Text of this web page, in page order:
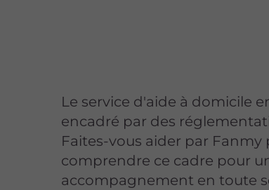
Le service d'aide à domicile
encadré par des
Faites-vous aider par Fanmy
comprendre ce cadre pour
accompagnement en toute